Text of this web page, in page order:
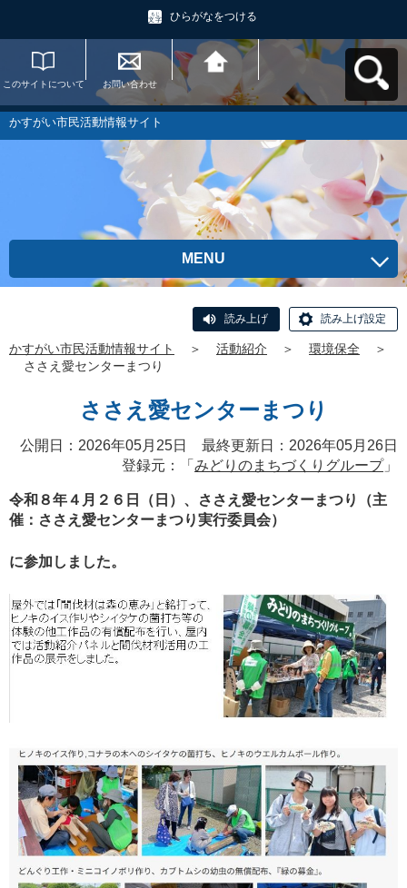
ひらがなをつける
このサイトについて お問い合わせ
かすがい市民活動情
報サイトへ戻る
かすがい市民活動情報サイト
MENU
読み上げ 読み上げ設定
かすがい市民活動情報サイト ＞ 活動紹介 ＞ 環境保全
＞
ささえ愛センターまつり
ささえ愛センターまつり
公開日：2026年05月25日 最終更新日：2026年05月26日
登録元：「 みどりのまちづくりグループ」
令和８年４月２６日（日）、ささえ愛センターまつり（主
催：ささえ愛センターまつり実行委員会）
に参加しました。